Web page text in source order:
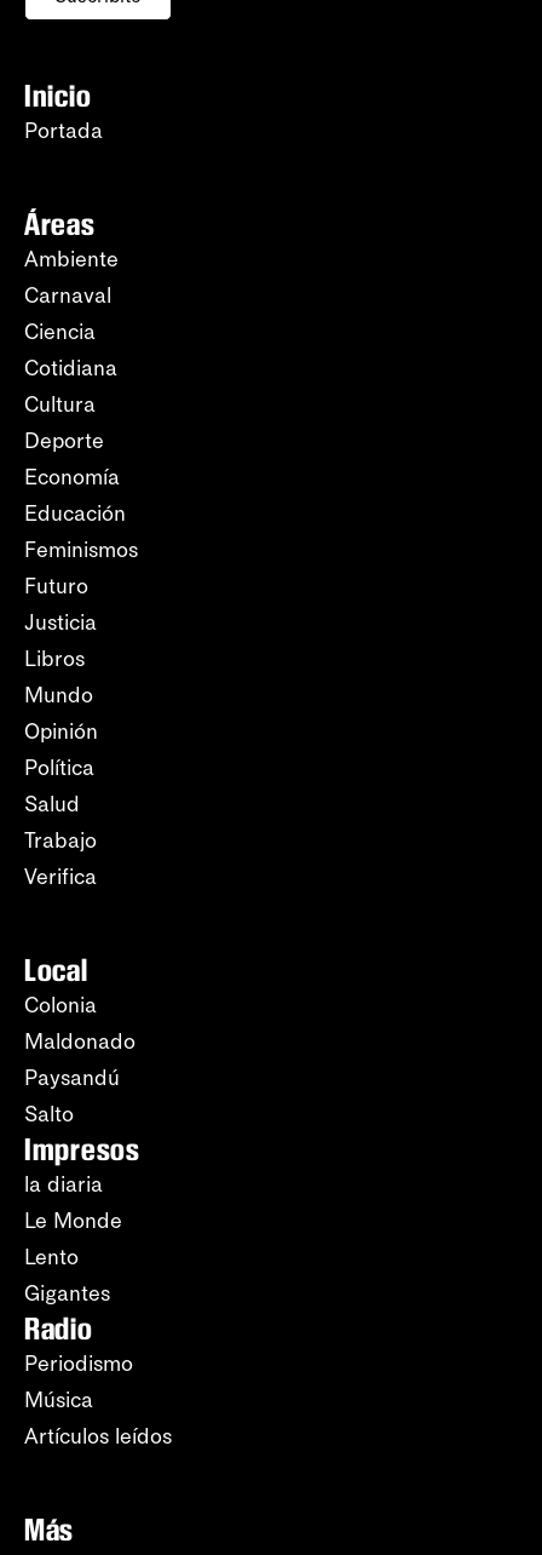
Inicio
Portada
Áreas
Ambiente
Carnaval
Ciencia
Cotidiana
Cultura
Deporte
Economía
Educación
Feminismos
Futuro
Justicia
Libros
Mundo
Opinión
Política
Salud
Trabajo
Verifica
Local
Colonia
Maldonado
Paysandú
Salto
Impresos
la diaria
Le Monde
Lento
Gigantes
Radio
Periodismo
Música
Artículos leídos
Más